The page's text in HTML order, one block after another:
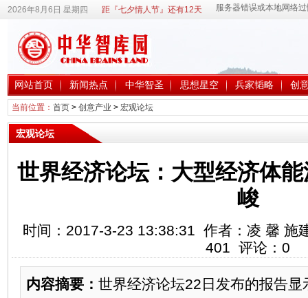
2026年8月6日 星期四 距『七夕情人节』还有12天
网站首页 新闻热点 中华智圣 思想星空 兵家韬略 创
当前位置： 首页> 创意产业 > 宏观论坛
宏观论坛
世界经济论坛：大型经济体
峻
时间：2017-3-23 13:38:31 作者：凌 馨 施
401 评论： 0
内容摘要： 世界经济论坛22日发布的报告